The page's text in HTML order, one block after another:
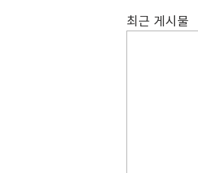
최근 게시물